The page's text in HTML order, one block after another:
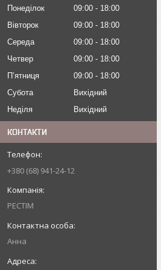
Понеділок 09:00
18:00
Вівторок
09:00
18:00
Середа
09:00
18:00
Четвер
09:00
18:00
Пʼятниця
09:00
18:00
Субота
Вихідний
Неділя
Вихідний
КОНТАКТИ
+380 (68) 941-24-12
РЕСТІМ
Анна